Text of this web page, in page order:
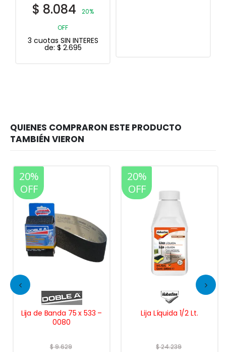
20%
OFF
Lija de Banda 75 x 533 –
0080
$9.629
20%
OFF
Lija Líquida 1/2 Lt.
$24.239